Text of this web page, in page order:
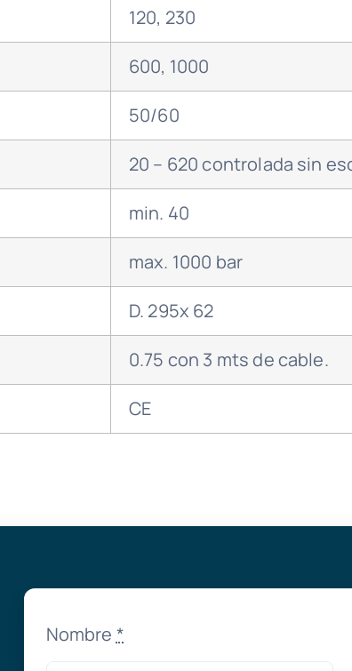
120, 230
600, 1000
50/60
20 – 620 controlada sin
min. 40
max. 1000 bar
D. 295x 62
0.75 con 3 mts de cable.
CE
Nombre *